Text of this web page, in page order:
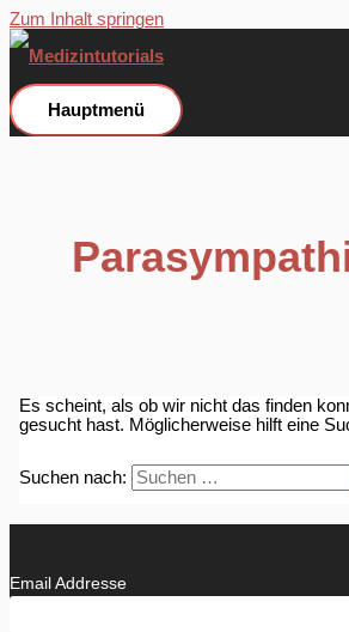
Zum Inhalt springen
Hauptmenü
Es scheint, als ob wir nicht das finden
gesucht hast. Möglicherweise hilft eine
Suchen nach:
Email Addresse